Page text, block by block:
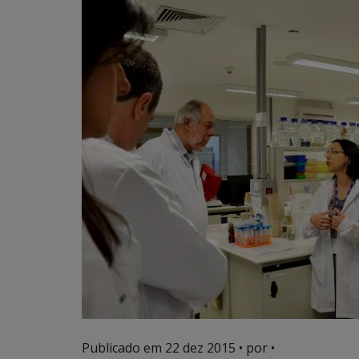
Publicado em 22 dez 2015 • por •